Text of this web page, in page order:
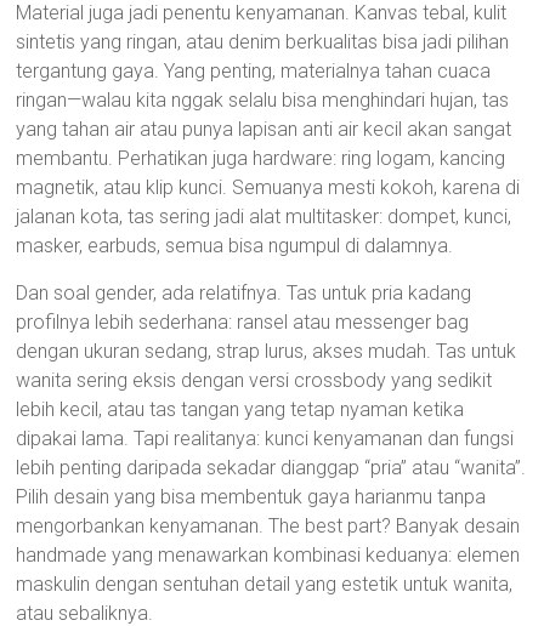
Material juga jadi penentu kenyamanan. Kanvas tebal, kulit
sintetis yang ringan, atau denim berkualitas bisa jadi pilihan
tergantung gaya. Yang penting, materialnya tahan cuaca
ringan—walau kita nggak selalu bisa menghindari hujan, tas
yang tahan air atau punya lapisan anti air kecil akan sangat
membantu. Perhatikan juga hardware: ring logam, kancing
magnetik, atau klip kunci. Semuanya mesti kokoh, karena di
jalanan kota, tas sering jadi alat multitasker: dompet, kunci,
masker, earbuds, semua bisa ngumpul di dalamnya.
Dan soal gender, ada relatifnya. Tas untuk pria kadang
profilnya lebih sederhana: ransel atau messenger bag
dengan ukuran sedang, strap lurus, akses mudah. Tas untuk
wanita sering eksis dengan versi crossbody yang sedikit
lebih kecil, atau tas tangan yang tetap nyaman ketika
dipakai lama. Tapi realitanya: kunci kenyamanan dan fungsi
lebih penting daripada sekadar dianggap “pria” atau “wanita”.
Pilih desain yang bisa membentuk gaya harianmu tanpa
mengorbankan kenyamanan. The best part? Banyak desain
handmade yang menawarkan kombinasi keduanya: elemen
maskulin dengan sentuhan detail yang estetik untuk wanita,
atau sebaliknya.